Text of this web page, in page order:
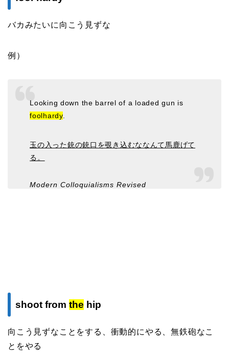
バカみたいに向こう見ずな
例）
Looking down the barrel of a loaded gun is
foolhardy.
玉の入った銃の銃口を覗き込むななんて馬鹿げて
る。
Modern Colloquialisms Revised
shoot from the hip
向こう見ずなことをする、衝動的にやる、無鉄砲なこ
とをやる